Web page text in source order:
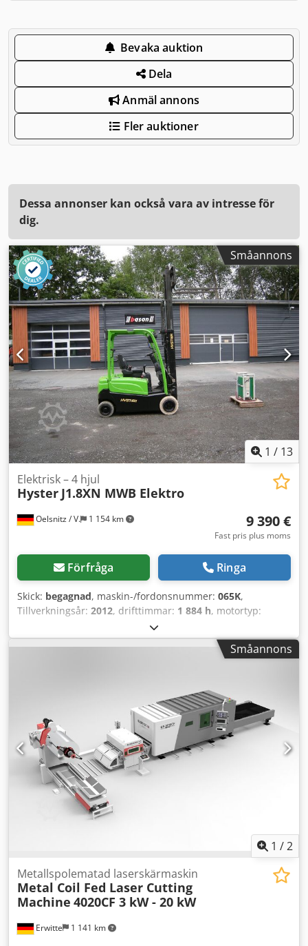
Bevaka auktion
Dela
Anmäl annons
Fler auktioner
Dessa annonser kan också vara av intresse för
dig.
Småannons
1 / 13
Oelsnitz / V. 1 154 km
Elektrisk – 4 hjul
Hyster J1.8XN MWB Elektro
9 390 €
Fast pris plus moms
Förfråga Ringa
Skick: begagnad, maskin-/fordonsnummer: 065K,
Tillverkningsår: 2012, drifttimmar: 1 884 h, motortyp:
Elektrisk, tillverkare: Hyster Codpfozca Dgsx Ahzorf
Småannons
1 /2
Erwitte 1 141 km
Metallspolematad laserskärmaskin
Metal Coil Fed Laser Cutting
Machine 4020CF 3 kW - 20 kW